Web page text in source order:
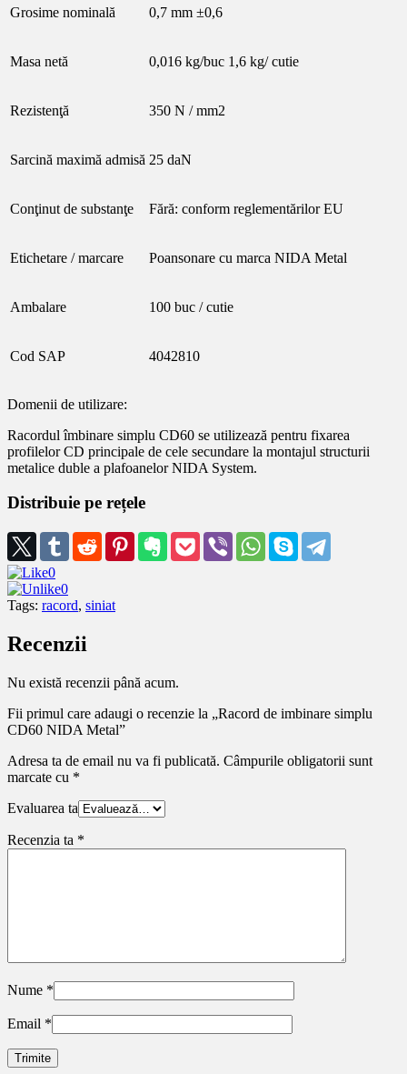
Grosime nominală 0,7 mm ±0,6
Masa netă 0,016 kg/buc 1,6 kg/ cutie
Rezistenţă 350 N / mm2
Sarcină maximă admisă 25 daN
Conţinut de substanţe Fără: conform reglementărilor EU
Etichetare / marcare Poansonare cu marca NIDA Metal
Ambalare 100 buc / cutie
Cod SAP 4042810
Domenii de utilizare:
Racordul îmbinare simplu CD60 se utilizează pentru fixarea
profilelor CD principale de cele secundare la montajul structurii
metalice duble a plafoanelor NIDA System.
Distribuie pe rețele
0
0
Tags: racord, siniat
Recenzii
Nu există recenzii până acum.
Fii primul care adaugi o recenzie la „Racord de imbinare simplu
CD60 NIDA Metal”
Adresa ta de email nu va fi publicată. Câmpurile obligatorii sunt
marcate cu *
Evaluarea ta
Recenzia ta *
Nume *
Email *